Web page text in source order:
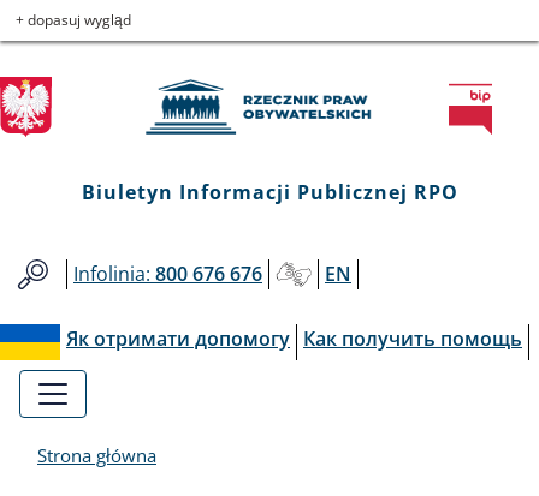
Przejdź
do
menu
głównego
Przejdź
do
treści
Przejdź
to
informacji
o
kontakcie
Przejdź
do
mapy
serwisu
Biuletyn
Informacji
Publicznej
RPO
+ dopasuj wygląd
Biuletyn Informacji Publicznej RPO
Infolinia: 800 676 676 EN
Як отримати допомогу Как получить помощь
Strona główna